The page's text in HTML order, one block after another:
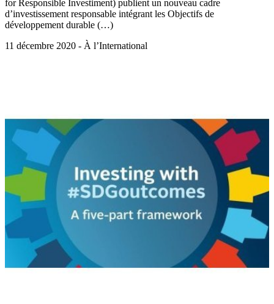
for Responsible Investiment) publient un nouveau cadre
d’investissement responsable intégrant les Objectifs de
développement durable (…)
11 décembre 2020 - À l’International